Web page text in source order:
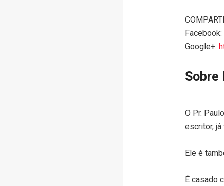
Facebook:
Google+:
Sobre
O Pr.
escritor, já
Ele é
É casado